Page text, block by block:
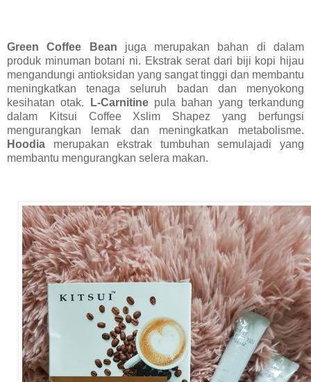
Green Coffee Bean juga merupakan bahan di dalam
produk minuman botani ni. Ekstrak serat dari biji kopi hijau
mengandungi antioksidan yang sangat tinggi dan membantu
meningkatkan tenaga seluruh badan dan menyokong
kesihatan otak.
L-Carnitine pula bahan yang terkandung
dalam Kitsui Coffee Xslim Shapez yang berfungsi
mengurangkan lemak dan meningkatkan metabolisme.
Hoodia merupakan ekstrak tumbuhan semulajadi yang
membantu mengurangkan selera makan.